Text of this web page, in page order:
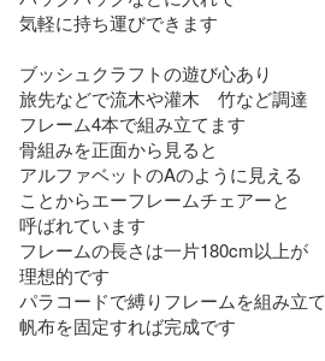
気軽に持ち運びできます
ブッシュクラフトの遊び心あり
旅先などで流木や灌木　竹など調達
フレーム4本で組み立てます
骨組みを正面から見ると
アルファベットのAのように見える
ことからエーフレームチェアーと
呼ばれています
フレームの長さは一片180cm以上が
理想的です
パラコードで縛りフレームを組み立て
帆布を固定すれば完成です